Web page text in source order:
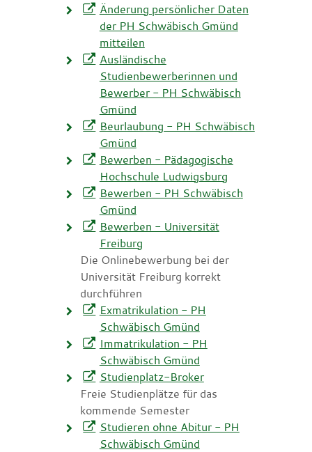
Änderung persönlicher Daten
der PH Schwäbisch Gmünd
mitteilen
Ausländische
Studienbewerberinnen und
Bewerber - PH Schwäbisch
Gmünd
Beurlaubung - PH Schwäbisch
Gmünd
Bewerben - Pädagogische
Hochschule Ludwigsburg
Bewerben - PH Schwäbisch
Gmünd
Bewerben - Universität
Freiburg
Die Onlinebewerbung bei der
Universität Freiburg korrekt
durchführen
Exmatrikulation - PH
Schwäbisch Gmünd
Immatrikulation - PH
Schwäbisch Gmünd
Studienplatz-Broker
Freie Studienplätze für das
kommende Semester
Studieren ohne Abitur - PH
Schwäbisch Gmünd